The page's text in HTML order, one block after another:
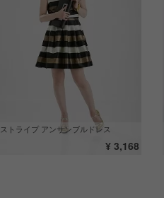
ストライプ アンサンブルドレス
¥ 3,168